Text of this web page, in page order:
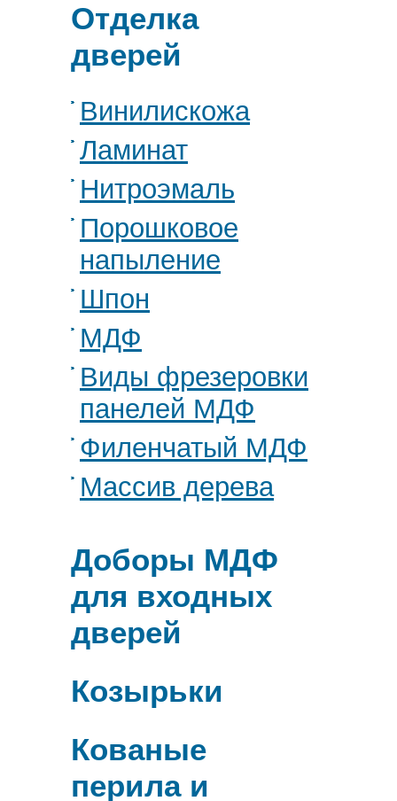
Отделка
дверей
Винилискожа
Ламинат
Нитроэмаль
Порошковое
напыление
Шпон
МДФ
Виды фрезеровки
панелей МДФ
Филенчатый МДФ
Массив дерева
Доборы МДФ
для входных
дверей
Козырьки
Кованые
перила и